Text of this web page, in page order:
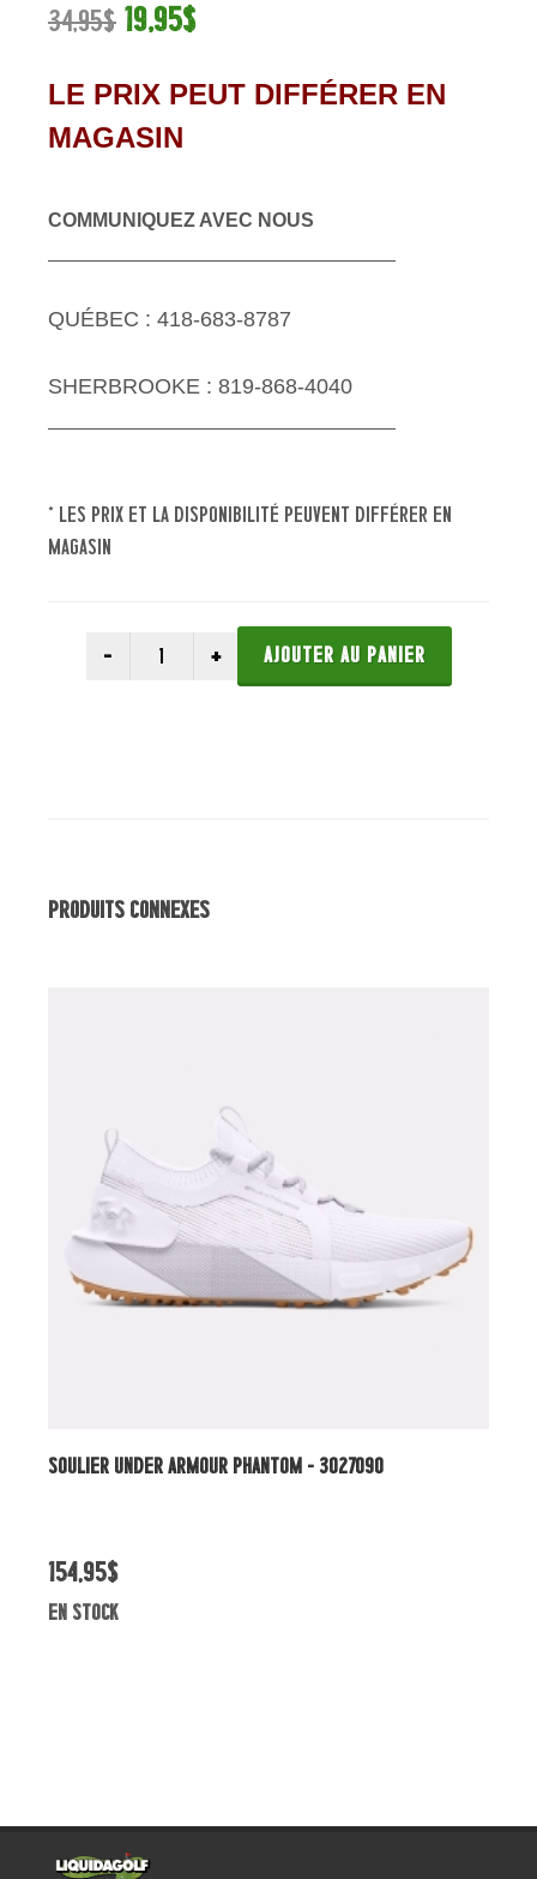
34,95$ 19,95$
LE PRIX PEUT DIFFÉRER EN
MAGASIN
COMMUNIQUEZ AVEC NOUS
QUÉBEC : 418-683-8787
SHERBROOKE : 819-868-4040
* les prix et la disponibilité peuvent différer en
magasin
AJOUTER AU PANIER
Produits Connexes
- 3027090 PARAPLUIE UA - UA GOLF UMBRELLA